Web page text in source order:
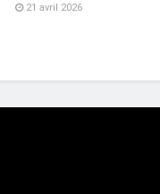
21 avril 2026